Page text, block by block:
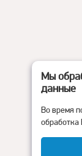
Мы
данные
Во время
обработка